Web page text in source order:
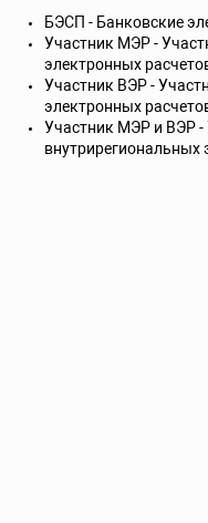
БЭСП - Банковские
Участник МЭР -
электронных
Участник ВЭР -
электронных
Участник МЭР и ВЭР -
внутрирегиональных